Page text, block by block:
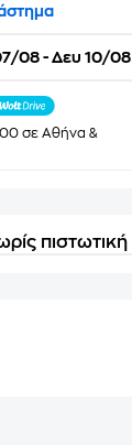
08 - Δευ 10/08
σε Αθήνα &
πιστωτική